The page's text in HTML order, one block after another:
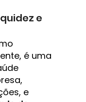
e
é uma
e